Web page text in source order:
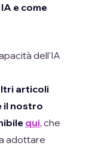
e come
dell'IA
articoli
il nostro
qui, che
adottare